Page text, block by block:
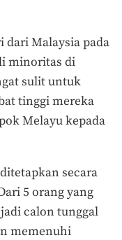
dari Malaysia pada
minoritas di
sulit untuk
tinggi mereka
Melayu kepada
secara
5 orang yang
calon tunggal
memenuhi